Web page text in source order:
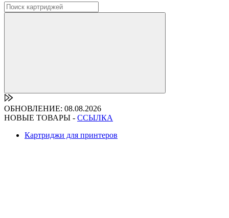
ОБНОВЛЕНИЕ: 08.08.2026
НОВЫЕ ТОВАРЫ - ССЫЛКА
Картриджи для принтеров